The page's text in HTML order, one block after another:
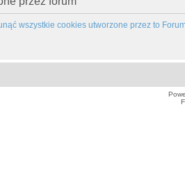
wszystkie cookies utworzone przez to